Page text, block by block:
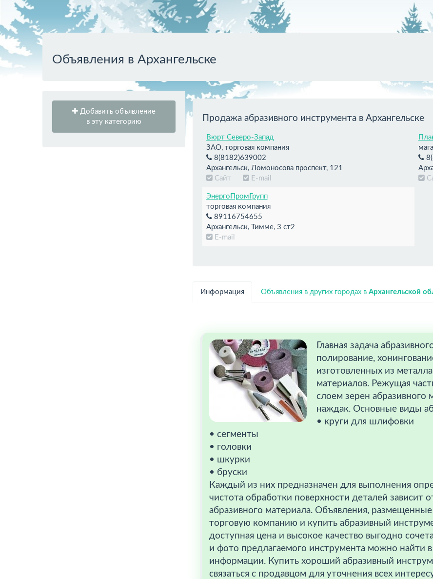
Объявления в Архангельске
Добавить объявление
в эту категорию
Продажа абразивного инструмента в Архангельске
Вюрт Северо-Запад
ЗАО, торговая компания
8(8182)639002
Архангельск, Ломоносова проспект, 121
Сайт
E-mail
ЭнергоПромГрупп
торговая компания
89116754655
Архангельск, Тимме, 3 ст2
E-mail
Информация Объявления в других городах в Архангельской
Главная задача
полирование,
изготовленных из
материалов. Режущая
слоем зерен абразивного
наждак. Основные виды
• круги для шлифовки
• сегменты
• головки
• шкурки
• бруски
Каждый из них предназначен для выполнения
чистота обработки поверхности деталей зависит
абразивного материала. Объявления,
торговую компанию и купить абразивный
доступная цена и высокое качество выгодно
и фото предлагаемого инструмента можно найти
информации. Купить хороший абразивный
связаться с продавцом для уточнения всех